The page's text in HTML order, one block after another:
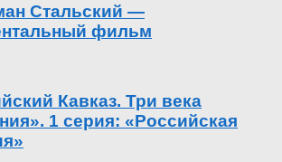
Стальский —
фильм
Кавказ. Три века
1 серия: «Российская